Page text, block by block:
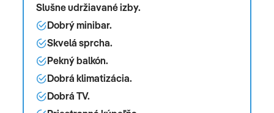
Slušne udržiavané izby.
Dobrý minibar.
Skvelá sprcha.
Pekný balkón.
Dobrá klimatizácia.
Dobrá TV.